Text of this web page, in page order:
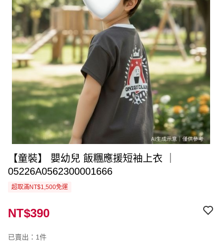
【童裝】 嬰幼兒 飯糰應援短袖上衣 ｜
05226A0562300001666
超取滿NT$1,500免運
NT$390
已賣出：1件